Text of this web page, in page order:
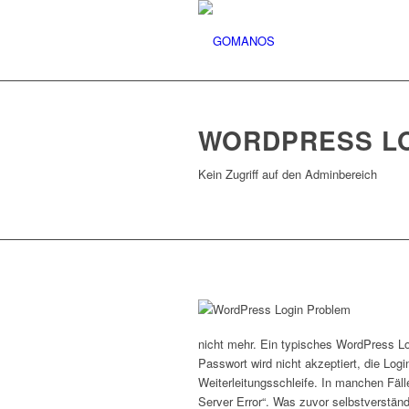
WORDPRESS
Kein Zugriff auf den Adminbereich
nicht mehr. Ein typisches WordPress
Passwort wird nicht akzeptiert, die
Weiterleitungsschleife. In manchen
Server Error“. Was zuvor